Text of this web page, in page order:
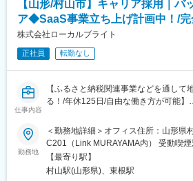
変更の範囲：会社の定める業務
・ふるさと納税/ECサイト運営のため
CMS開発
・その他、業務改善系ツールの開発、
◯計画中のプロジェクト
・SaaSとしての公開を目指したウェ
メント系を検討中）
・ビジュアライズ作品の発表 等
フロントエンドエンジニア → シニア
■求める人物像
○以下の資質をお持ちの方
【山形/村山市】キャリア採用｜バ
ア◆SaaS事業立ち上げ計画中！/完
株式会社ローカルブライト
正社員 転勤なし
仕事内容
【ふるさと納税関連事業などを通して
る！/年休125日/自由な働き方が可能】
進事業などの事業を展開する同社にて
テムなどの開発を行うバックエンドエ
た、データが人の行動を喚起する世界
ジュアライズを基軸としたR＆Dセン
を目指しています。
勤務地
＜勤務地詳細＞オフィス住所：山形県
C201（Link MURAYAMA内） 受動喫
あり変更の範囲：本文参照
【最寄り駅】
村山駅(山形県)、東根駅